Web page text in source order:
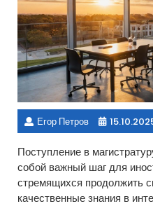
Егор Петров
Поступление в
собой важный шаг для
стремящихся продолжить
качественные знания в